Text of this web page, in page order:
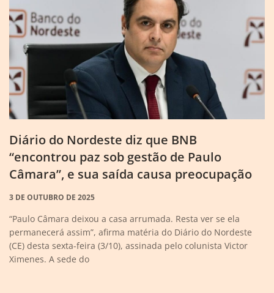
Diário do Nordeste diz que BNB
“encontrou paz sob gestão de Paulo
Câmara”, e sua saída causa preocupação
3 DE OUTUBRO DE 2025
“Paulo Câmara deixou a casa arrumada. Resta ver se ela
permanecerá assim”, afirma matéria do Diário do Nordeste
(CE) desta sexta-feira (3/10), assinada pelo colunista Victor
Ximenes. A sede do